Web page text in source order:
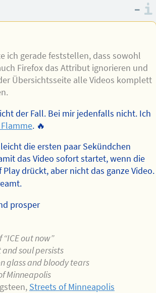
des
–
ich gerade feststellen, dass sowohl
Firefox das Attribut ignorieren und
Übersichtsseite alle Videos komplett
der Fall. Bei mir jedenfalls nicht. Ich
. 🔥
die ersten paar Sekündchen
das Video sofort startet, wenn die
drückt, aber nicht das ganze Video.
prosper
out now”
and soul persists
glass and bloody tears
Minneapolis
Streets of Minneapolis